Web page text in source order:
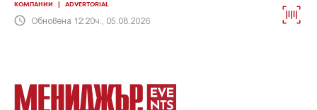
КОМПАНИИ ADVERTORIAL
Обновена 12:20ч., 05.08.2026